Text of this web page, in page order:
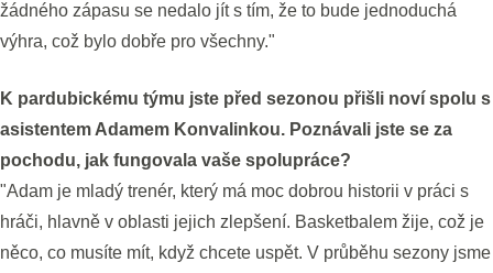
žádného zápasu se nedalo jít s tím, že to bude jednoduchá
výhra, což bylo dobře pro všechny."
K pardubickému týmu jste před sezonou přišli noví spolu s
asistentem Adamem Konvalinkou. Poznávali jste se za
pochodu, jak fungovala vaše spolupráce?
"Adam je mladý trenér, který má moc dobrou historii v práci s
hráči, hlavně v oblasti jejich zlepšení. Basketbalem žije, což je
něco, co musíte mít, když chcete uspět. V průběhu sezony jsme